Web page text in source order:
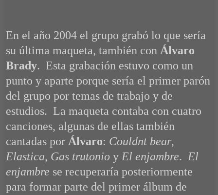
En el año 2004 el grupo grabó lo que sería
su última maqueta, también con Álvaro
Brady. Esta grabación estuvo como un
punto y aparte porque sería el primer parón
del grupo por temas de trabajo y de
estudios. La maqueta contaba con cuatro
canciones, algunas de ellas también
cantadas por Álvaro: Couldnt bear,
Elastica, Gas trutonio y El enjambre. El
enjambre se recuperaría posteriormente
para formar parte del primer álbum de